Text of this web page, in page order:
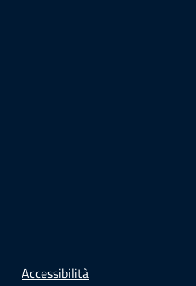
Accessibilità